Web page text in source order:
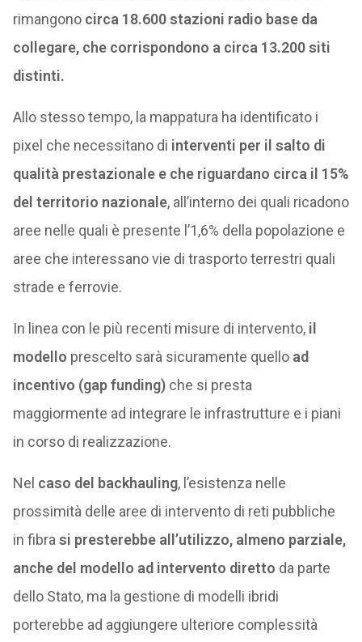
rimangono circa 18.600 stazioni radio base da
collegare, che corrispondono a circa 13.200 siti
distinti.
Allo stesso tempo, la mappatura ha identificato i
pixel che necessitano di interventi per il salto di
qualità prestazionale e che riguardano circa il 15%
del territorio nazionale, all’interno dei quali ricadono
aree nelle quali è presente l’1,6% della popolazione e
aree che interessano vie di trasporto terrestri quali
strade e ferrovie.
In linea con le più recenti misure di intervento, il
modello prescelto sarà sicuramente quello ad
incentivo (gap funding) che si presta
maggiormente ad integrare le infrastrutture e i piani
in corso di realizzazione.
Nel caso del backhauling, l’esistenza nelle
prossimità delle aree di intervento di reti pubbliche
in fibra si presterebbe all’utilizzo, almeno parziale,
anche del modello ad intervento diretto da parte
dello Stato, ma la gestione di modelli ibridi
porterebbe ad aggiungere ulteriore complessità